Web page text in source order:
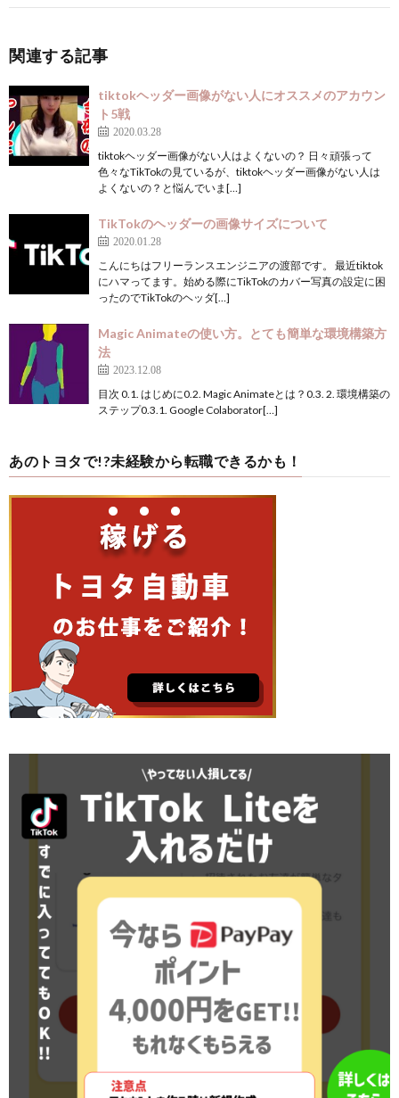
関連する記事
tiktokヘッダー画像がない人にオススメのアカウン
ト5戦
2020.03.28
tiktokヘッダー画像がない人はよくないの？ 日々頑張って
色々なTikTokの見ているが、tiktokヘッダー画像がない人は
よくないの？と悩んでいま[…]
TikTokのヘッダーの画像サイズについて
2020.01.28
こんにちはフリーランスエンジニアの渡部です。 最近tiktok
にハマってます。始める際にTikTokのカバー写真の設定に困
ったのでTikTokのヘッダ[…]
Magic Animateの使い方。とても簡単な環境構築方
法
2023.12.08
目次 0.1. はじめに0.2. Magic Animateとは？0.3. 2. 環境構築の
ステップ0.3.1. Google Colaborator[…]
あのトヨタで!?未経験から転職できるかも！